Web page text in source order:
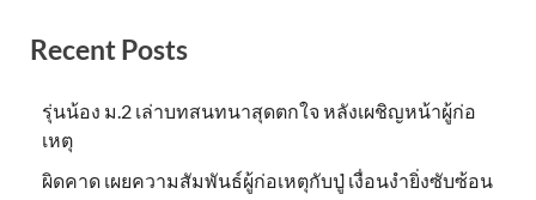
Recent Posts
รุ่นน้อง ม.2 เล่าบทสนทนาสุดตกใจ หลังเผชิญหน้าผู้ก่อ
เหตุ
ผิดคาด เผยความสัมพันธ์ผู้ก่อเหตุกับปู่ เงื่อนงำยิ่งซับซ้อน